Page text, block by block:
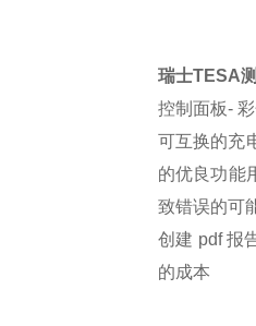
瑞士TESA
控制面板-
可互换的充
的优良功能
致错误的可
创建 pdf 报
的成本